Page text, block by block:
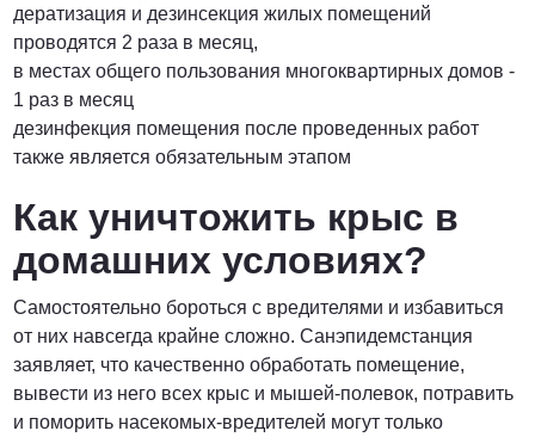
дератизация и дезинсекция жилых помещений
проводятся 2 раза в месяц,
в местах общего пользования многоквартирных домов -
1 раз в месяц
дезинфекция помещения после проведенных работ
также является обязательным этапом
Как уничтожить крыс в
домашних условиях?
Самостоятельно бороться с вредителями и избавиться
от них навсегда крайне сложно. Санэпидемстанция
заявляет, что качественно обработать помещение,
вывести из него всех крыс и мышей-полевок, потравить
и поморить насекомых-вредителей могут только